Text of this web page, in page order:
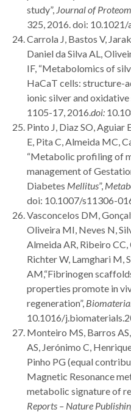
study”, Journal of
325, 2016. doi:
Carrola J, Bastos V,
Daniel da Silva AL,
IF, “Metabolomics of
HaCaT cells: structure-
ionic silver and oxidative
1105-17, 2016.doi:
Pinto J, Diaz SO, Aguiar
E, Pita C, Almeida MC,
“Metabolic profiling of
management of
Diabetes Mellitus”,
doi: 10.1007/s11306-
Vasconcelos DM,
Oliveira MI, Neves N,
Almeida AR, Ribeiro CC,
Richter W, Lamghari M,
AM,“Fibrinogen
properties promote in
regeneration”,
10.1016/
Monteiro MS, Barros
AS, Jerónimo C,
Pinho PG (equal
Magnetic Resonance
metabolic signature of
Reports – Nature